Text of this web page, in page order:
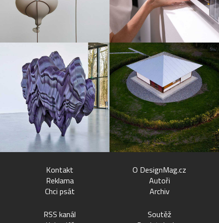
Kontakt
Reklama
Chci psát
O DesignMag.cz
Autoři
Archiv
RSS kanál
Soutěž